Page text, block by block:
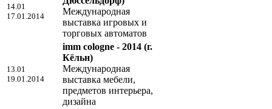
14.01
17.01.2014
Международная
выставка игровых и
торговых автоматов
13.01
19.01.2014
imm cologne - 2014 (г.
Кёльн)
Международная
выставка мебели,
предметов интерьера,
дизайна